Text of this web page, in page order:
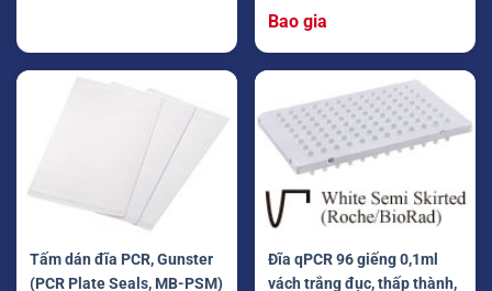
Bao gia
Tấm dán đĩa PCR, Gunster
(PCR Plate Seals, MB-PSM)
Đĩa qPCR 96 giếng 0,1ml
vách trắng đục, thấp thành,